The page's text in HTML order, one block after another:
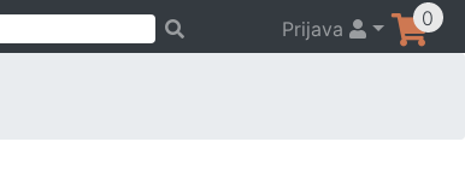
Prijava 0